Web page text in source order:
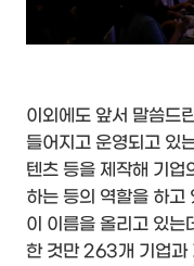
이외에도 앞서 말씀드
들어지고 운영되고 있
텐츠 등을 제작해 기업
하는 등의 역할을 하고
이 이름을 올리고 있
한 것만 263개 기업과